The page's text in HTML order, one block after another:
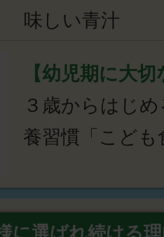
味しい青汁
【幼児期に大
３歳からはじ
養習慣「こども
に選ばれ続ける